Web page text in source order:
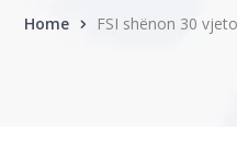
Home FSI shënon 30